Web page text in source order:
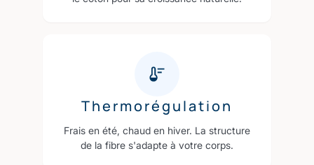
Thermorégulation
Frais en été, chaud en hiver. La structure
de la fibre s'adapte à votre corps.